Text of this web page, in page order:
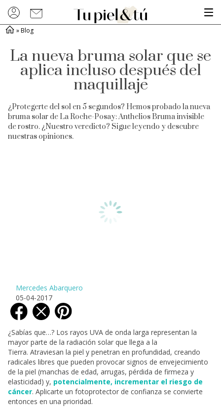
»Blog
La nueva bruma solar que se
aplica incluso después del
maquillaje
¿Protegerte del sol en 5 segundos? Hemos probado la nueva
bruma solar de La Roche-Posay: Anthelios Bruma invisible
de rostro. ¿Nuestro veredicto? Sigue leyendo y descubre
nuestras opiniones.
Mercedes Abarquero
05-04-2017
¿Sabías que…? Los rayos UVA de onda larga representan la
mayor parte de la radiación solar que llega a la
Tierra. Atraviesan la piel y penetran en profundidad, creando
radicales libres que pueden provocar signos de envejecimiento
de la piel (manchas de edad, arrugas, pérdida de firmeza y
elasticidad) y, potencialmente, incrementar el riesgo de
cáncer. Aplicarte un fotoprotector de confianza se convierte
entonces en una prioridad.